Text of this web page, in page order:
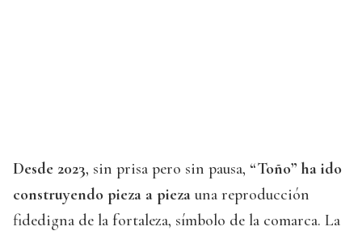
Desde 2023, sin prisa pero sin pausa, “Toño” ha ido
construyendo pieza a pieza una reproducción
fidedigna de la fortaleza, símbolo de la comarca. La